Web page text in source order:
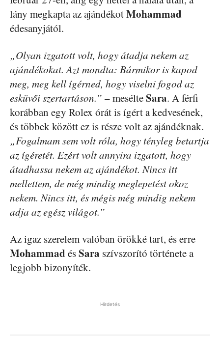
lány megkapta az ajándékotMohammad
édesanyjától.
„Olyan izgatott volt, hogy átadja nekem az
ajándékokat. Azt mondta: Bármikor is kapod
meg, meg kell ígérned, hogy viselni fogod az
esküvői szertartáson.” – mesélteSara. A férfi
korábban egy Rolex órát is ígért a kedvesének,
és többek között ez is része volt az ajándéknak.
„Fogalmam sem volt róla, hogy tényleg betartja
az ígéretét. Ezért volt annyira izgatott, hogy
átadhassa nekem az ajándékot. Nincs itt
mellettem, de még mindig meglepetést okoz
nekem. Nincs itt, és mégis még mindig nekem
adja az egész világot.”
Az igaz szerelem valóban örökké tart, és erre
Mohammad ésSara szívszorító története a
legjobb bizonyíték.
Hirdetés